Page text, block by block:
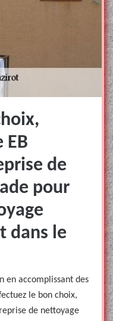
EB
de
pour
dans le
en accomplissant des
le bon choix,
de nettoyage